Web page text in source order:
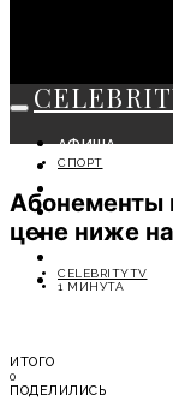
АФИША
СОБЫТИЯ
МОДА
ЛИЧНОСТЬ
СОВЕТЫ
СПОРТ
Абонементы
цене ниже
CELEBRITYTV
1 МИНУТА
ИТОГО
0
ПОДЕЛИЛИСЬ